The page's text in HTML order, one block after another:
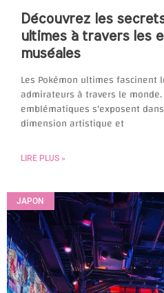
Découvrez les
ultimes à travers les
muséales
Les Pokémon ultimes
admirateurs à travers le monde.
emblématiques s'exposent
dimension artistique et
LIRE PLUS »
JAPON